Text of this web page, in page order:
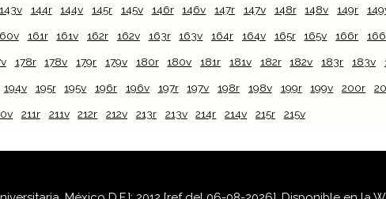
143v 144r 144v 145r 145v 146r 146v 147r 147v 148r 148v 149r
161r 161v 162r 162v 163r 163v 164r 164v 165r 165v 166r
178r 178v 179r 179v 180r 180v 181r 181v 182r 182v 183r 183v
194v 195r 195v 196r 196v 197r 197v 198r 198v 199r 199v 200r
211r 211v 212r 212v 213r 213v 214r 214v 215r 215v